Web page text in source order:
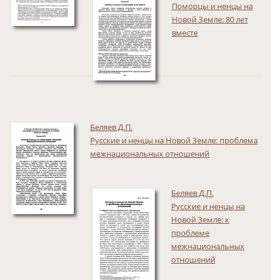
Поморцы и ненцы на
Новой Земле: 80 лет
вместе
Беляев Д.П.
Русские и ненцы на Новой Земле: проблема
межнациональных отношений
Беляев Д.П.
Русские и ненцы на
Новой Земле: к
проблеме
межнациональных
отношений